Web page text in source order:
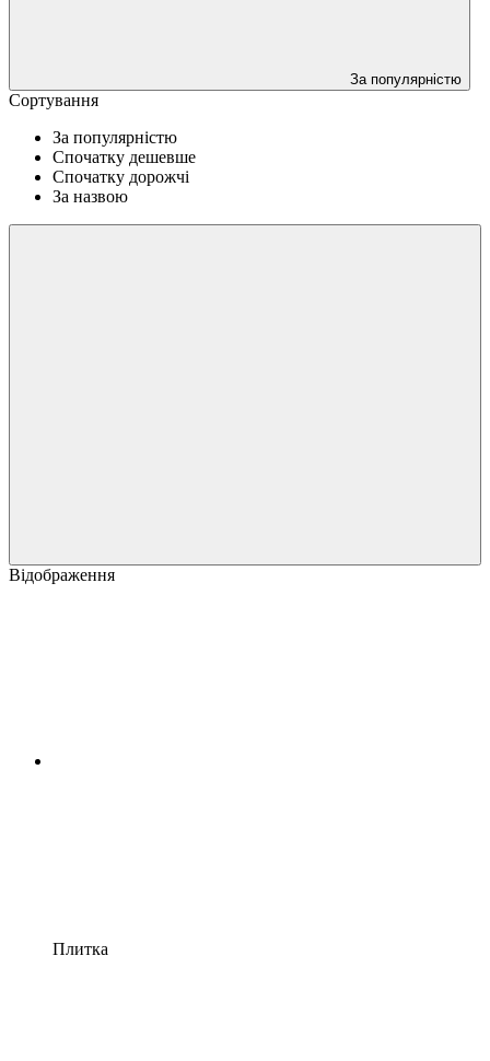
За популярністю
Сортування
За популярністю
Спочатку дешевше
Спочатку дорожчі
За назвою
Відображення
Плитка